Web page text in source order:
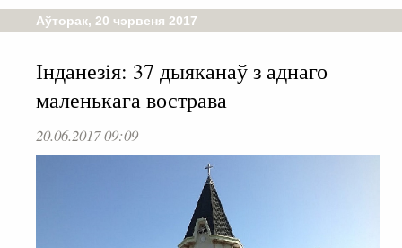
Аўторак, 20 чэрвеня 2017
Інданезія: 37 дыяканаў з аднаго
маленькага вострава
20.06.2017 09:09